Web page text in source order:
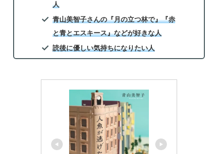
人
青山美智子さんの『月の立つ林で』『赤
と青とエスキース』などが好きな人
読後に優しい気持ちになりたい人